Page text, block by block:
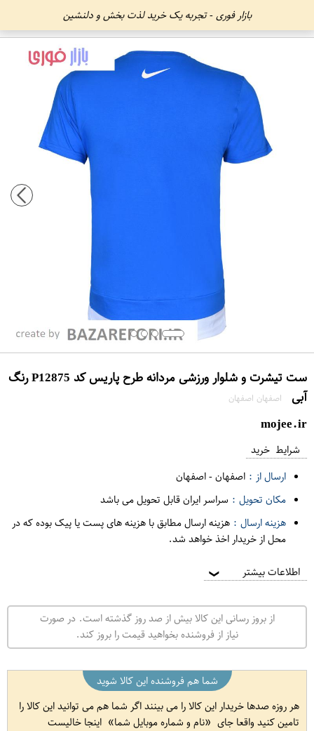
بازار فوری - تجربه یک خرید لذت بخش و دلنشین
ست تیشرت و شلوار ورزشی مردانه طرح پاریس کد P12875 رنگ
آبی
اصفهان اصفهان
mojee.ir
شرایط خرید
ارسال از : اصفهان-اصفهان
مکان تحویل : سراسر ایران قابل تحویل می باشد
هزینه ارسال : هزینه ارسال مطابق با هزینه های پست یا پیک بوده که در
محل از خریدار اخذ خواهد شد.
اطلاعات بیشتر ❯
از بروز رسانی این کالا بیش از صد روز گذشته است. در صورت
نیاز از فروشنده بخواهید قیمت را بروز کند.
شما هم فروشنده این کالا شوید
هر روزه صدها خریدار این کالا را می بینند اگر شما هم می توانید این کالا را
تامین کنید واقعا جای
نام و شماره موبایل شما اینجا خالیست